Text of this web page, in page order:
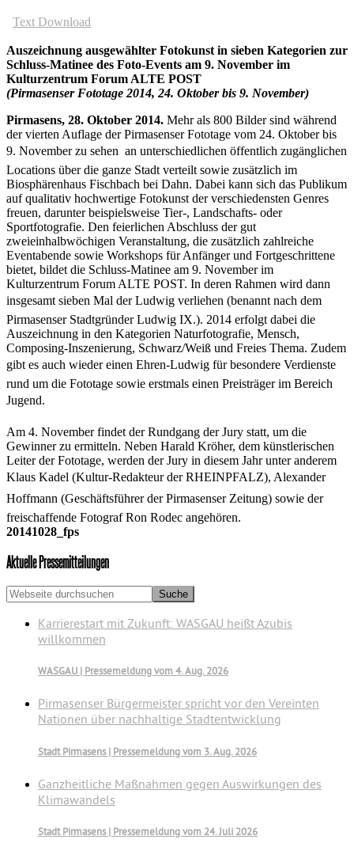
Text Download
Auszeichnung ausgewählter Fotokunst in sieben Kategorien zur
Schluss-Matinee des Foto-Events am 9. November im
Kulturzentrum Forum ALTE POST
(Pirmasenser Fototage 2014, 24. Oktober bis 9. November)
Pirmasens, 28. Oktober 2014. Mehr als 800 Bilder sind während
der vierten Auflage der Pirmasenser Fototage vom 24. Oktober bis
9. November zu sehen  an unterschiedlichen öffentlich zugänglichen
Locations über die ganze Stadt verteilt sowie zusätzlich im
Biosphärenhaus Fischbach bei Dahn. Dabei kann sich das Publikum
auf qualitativ hochwertige Fotokunst der verschiedensten Genres
freuen, darunter beispielsweise Tier-, Landschafts- oder
Sportfotografie. Den feierlichen Abschluss der gut
zweieinhalbwöchigen Veranstaltung, die zusätzlich zahlreiche
Eventabende sowie Workshops für Anfänger und Fortgeschrittene
bietet, bildet die Schluss-Matinee am 9. November im
Kulturzentrum Forum ALTE POST. In deren Rahmen wird dann
insgesamt sieben Mal der Ludwig verliehen (benannt nach dem
Pirmasenser Stadtgründer Ludwig IX.). 2014 erfolgt dabei die
Auszeichnung in den Kategorien Naturfotografie, Mensch,
Composing-Inszenierung, Schwarz/Weiß und Freies Thema. Zudem
gibt es auch wieder einen Ehren-Ludwig für besondere Verdienste
rund um die Fototage sowie erstmals einen Preisträger im Bereich
Jugend.
Am 4. November findet der Rundgang der Jury statt, um die
Gewinner zu ermitteln. Neben Harald Kröher, dem künstlerischen
Leiter der Fototage, werden der Jury in diesem Jahr unter anderem
Klaus Kadel (Kultur-Redakteur der RHEINPFALZ), Alexander
Hoffmann (Geschäftsführer der Pirmasenser Zeitung) sowie der
freischaffende Fotograf Ron Rodec angehören.
20141028_fps
Seitenspalte
Aktuelle Pressemitteilungen
Webseite
durchsuchen
Karrierestart mit Zukunft: WASGAU heißt Azubis
willkommen
WASGAU | Pressemeldung vom 4. Aug. 2026
Pirmasenser Bürgermeister spricht vor den Vereinten
Nationen über nachhaltige Stadtentwicklung
Stadt Pirmasens | Pressemeldung vom 3. Aug. 2026
Ganzheitliche Maßnahmen gegen Auswirkungen des
Klimawandels
Stadt Pirmasens | Pressemeldung vom 24. Juli 2026